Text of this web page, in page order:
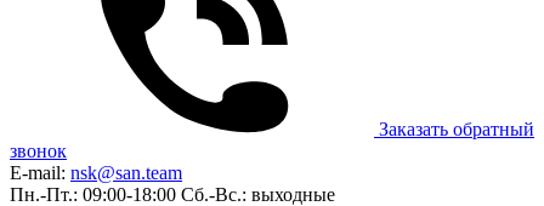
Заказать обратный
звонок
E-mail: nsk@san.team
Пн.-Пт.: 09:00-18:00 Сб.-Вс.: выходные